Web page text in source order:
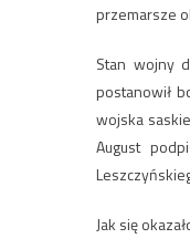
przemarsze
Stan wojny
postanowił
wojska
August
Jak się